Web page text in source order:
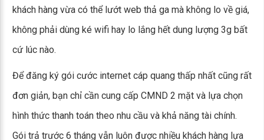
khách hàng vừa có thể lướt web thả ga mà không lo về giá,
không phải dùng ké wifi hay lo lắng hết dung lượng 3g bất
cứ lúc nào.
Để đăng ký gói cước internet cáp quang thấp nhất cũng rất
đơn giản, bạn chỉ cần cung cấp CMND 2 mặt và lựa chọn
hình thức thanh toán theo nhu cầu và khả năng tài chính.
Gói trả trước 6 tháng vẫn luôn được nhiều khách hàng lựa